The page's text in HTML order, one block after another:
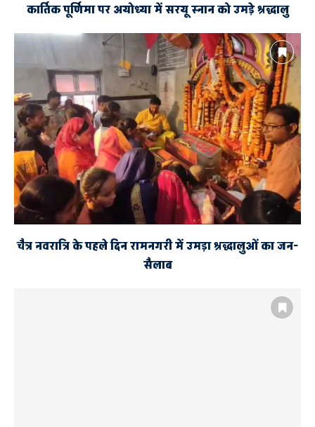
कार्तिक पूर्णिमा पर अयोध्या में सरयू स्नान को उमड़े श्रद्धालु
चैत्र नवरात्रि के पहले दिन रामनगरी में उमड़ा श्रद्धालुओं का जन-
सैलाब